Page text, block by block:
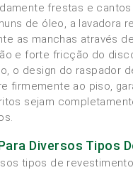
frestas e cantos
de óleo, a lavadora
as manchas através
e forte fricção do
o design do raspador
firmemente ao piso,
sejam
Diversos Tipos
tipos de